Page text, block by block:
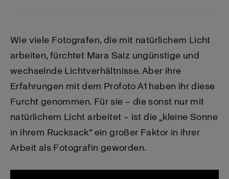
Wie viele Fotografen, die mit natürlichem Licht
arbeiten, fürchtet Mara Saiz ungünstige und
wechselnde Lichtverhältnisse. Aber ihre
Erfahrungen mit dem Profoto A1 haben ihr diese
Furcht genommen. Für sie – die sonst nur mit
natürlichem Licht arbeitet – ist die „kleine Sonne
in ihrem Rucksack“ ein großer Faktor in ihrer
Arbeit als Fotografin geworden.